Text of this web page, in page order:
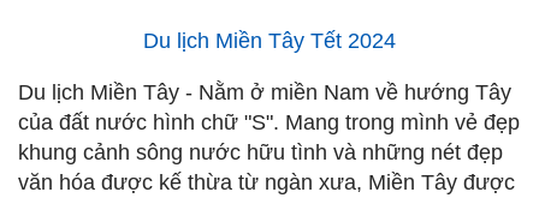
Du lịch Miền Tây Tết 2024
Du lịch Miền Tây - Nằm ở miền Nam về hướng Tây
của đất nước hình chữ "S". Mang trong mình vẻ đẹp
khung cảnh sông nước hữu tình và những nét đẹp
văn hóa được kế thừa từ ngàn xưa, Miền Tây được